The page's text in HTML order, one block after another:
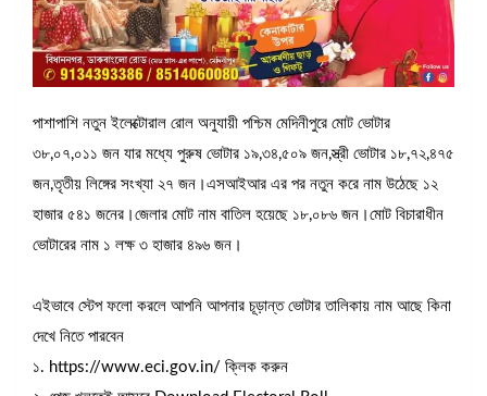
পাশাপাশি নতুন ইলেক্টোরাল রোল অনুযায়ী পশ্চিম মেদিনীপুরে মোট ভোটার
৩৮,০৭,০১১ জন যার মধ্যে পুরুষ ভোটার ১৯,৩৪,৫০৯ জন,স্ত্রী ভোটার ১৮,৭২,৪৭৫
জন,তৃতীয় লিঙ্গের সংখ্যা ২৭ জন।এসআইআর এর পর নতুন করে নাম উঠেছে ১২
হাজার ৫৪১ জনের।জেলার মোট নাম বাতিল হয়েছে ১৮,০৮৬ জন।মোট বিচারাধীন
ভোটারের নাম ১ লক্ষ ৩ হাজার ৪৯৬ জন।
এইভাবে স্টেপ ফলো করলে আপনি আপনার চূড়ান্ত ভোটার তালিকায় নাম আছে কিনা
দেখে নিতে পারবেন
১. https://www.eci.gov.in/ ক্লিক করুন